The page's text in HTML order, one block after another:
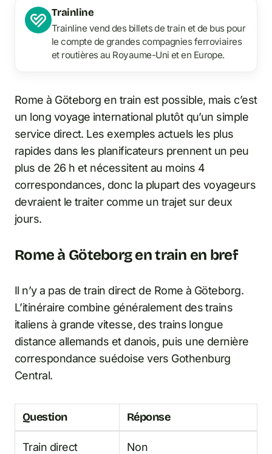
Trainline
Trainline vend des billets de train et de bus pour
le compte de grandes compagnies ferroviaires
et routières au Royaume-Uni et en Europe.
Rome à Göteborg en train est possible, mais c’est
un long voyage international plutôt qu’un simple
service direct. Les exemples actuels les plus
rapides dans les planificateurs prennent un peu
plus de 26 h et nécessitent au moins 4
correspondances, donc la plupart des voyageurs
devraient le traiter comme un trajet sur deux
jours.
Rome à Göteborg en train en bref
Il n’y a pas de train direct de Rome à Göteborg.
L’itinéraire combine généralement des trains
italiens à grande vitesse, des trains longue
distance allemands et danois, puis une dernière
correspondance suédoise vers Gothenburg
Central.
Question Réponse
Train direct Non